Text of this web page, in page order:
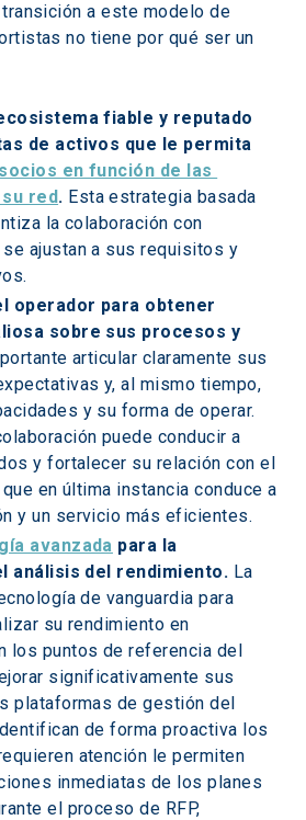
a este modelo de
no tiene por qué ser un
fiable y reputado
de activos que le permita
en función de las
red. Esta estrategia basada
la colaboración con
ajustan a sus requisitos y
operador para obtener
sobre sus procesos y
articular claramente sus
y, al mismo tiempo,
y su forma de operar.
puede conducir a
y fortalecer su relación con el
en última instancia conduce a
y un servicio más eficientes.
avanzada para la
análisis del rendimiento. La
de vanguardia para
su rendimiento en
los puntos de referencia del
significativamente sus
plataformas de gestión del
de forma proactiva los
atención le permiten
inmediatas de los planes
el proceso de RFP,